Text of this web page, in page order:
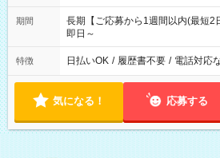
期間
長期【ご応募から1週間以内(最短2
即日～
特徴 日払いOK / 履歴書不要 / 電話対応
気になる！ 応募する